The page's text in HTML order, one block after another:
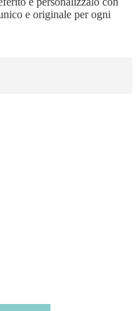
e originale per ogni